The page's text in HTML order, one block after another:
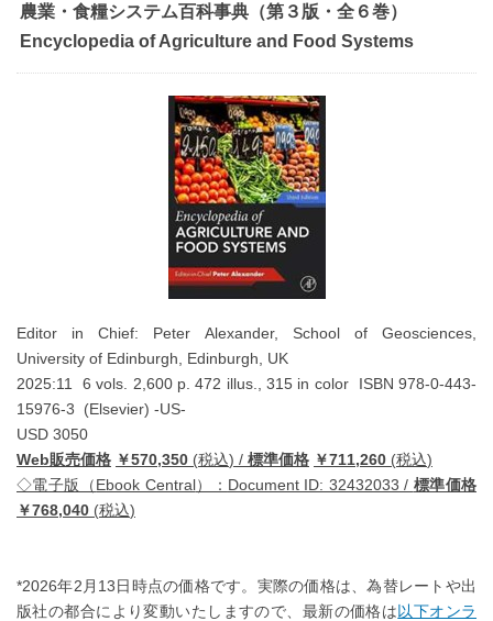
農業・食糧システム百科事典（第３版・全６巻）
Encyclopedia of Agriculture and Food Systems
Editor in Chief: Peter Alexander, School of Geosciences,
University of Edinburgh, Edinburgh, UK
2025:11 6 vols. 2,600 p. 472 illus., 315 in color ISBN 978-0-443-
15976-3 (Elsevier) -US-
USD 3050
Web販売価格 ￥570,350 (税込) / 標準価格 ￥711,260 (税込)
◇電子版（Ebook Central）： Document ID: 32432033 / 標準価格
￥768,040 (税込)
*2026年2月13日時点の価格です。実際の価格は、為替レートや出
版社の都合により変動いたしますので、最新の価格は以下オンラ